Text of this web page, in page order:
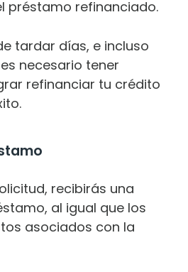
préstamo refinanciado.
tardar días, e incluso
necesario tener
refinanciar tu crédito
recibirás una
al igual que los
asociados con la